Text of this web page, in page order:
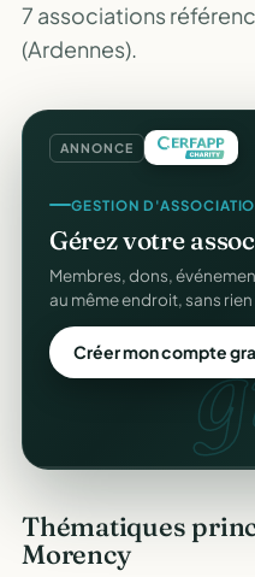
7 associations
(Ardennes).
ANNONCE
GESTION
Gérez votre
Membres, dons,
au même endroit, sans
Créer mon compte
CRM ASSOCIATIF
UnCRM complet
Fiches donateurs,
adhésions — fini les
Découvrir le CRM
Thématiques
Morency